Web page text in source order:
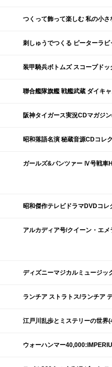
つくって飾って楽しむ 私の小
刺しゅうでつくる ピーターラ
装甲騎兵ボトムズ スコープド
聯合艦隊旗艦 戦艦武蔵 ダイキ
阪神タイガース実況CDマガジ
昭和落語名演 秘蔵音源CDコレ
昭和傑作テレビドラマDVDコレ
ディズニーマジカルミュージッ
ランチア ストラトス/ランチア
江戸川乱歩とミステリーの世界
ウォーハンマー